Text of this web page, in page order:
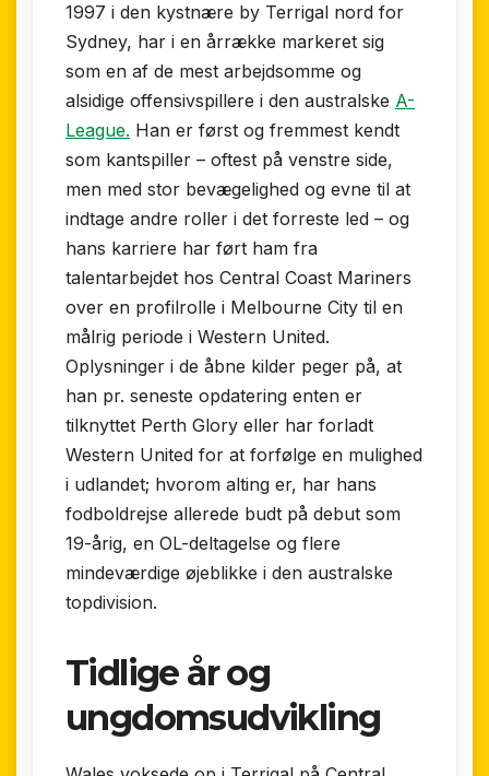
1997 i den kystnære by Terrigal nord for
Sydney, har i en årrække markeret sig
som en af de mest arbejdsomme og
alsidige offensivspillere i den australske A-
League. Han er først og fremmest kendt
som kantspiller – oftest på venstre side,
men med stor bevægelighed og evne til at
indtage andre roller i det forreste led – og
hans karriere har ført ham fra
talentarbejdet hos Central Coast Mariners
over en profilrolle i Melbourne City til en
målrig periode i Western United.
Oplysninger i de åbne kilder peger på, at
han pr. seneste opdatering enten er
tilknyttet Perth Glory eller har forladt
Western United for at forfølge en mulighed
i udlandet; hvorom alting er, har hans
fodboldrejse allerede budt på debut som
19-årig, en OL-deltagelse og flere
mindeværdige øjeblikke i den australske
topdivision.
Tidlige år og
ungdomsudvikling